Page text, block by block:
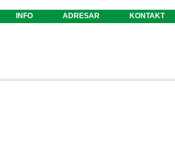
INFO ADRESAR KONTAKT